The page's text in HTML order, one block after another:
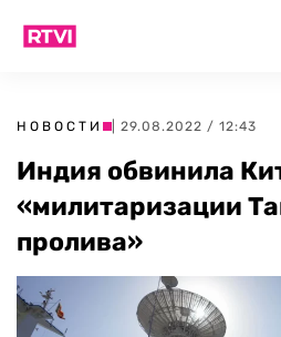
НОВОСТИ | 29.08.2022 / 12:43
Индия обвинила
«милитаризации
пролива»